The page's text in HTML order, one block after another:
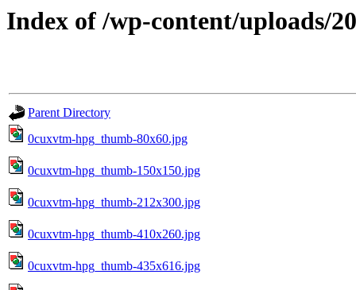
Index of /wp-content/uploads/
Parent Directory
0cuxvtm-hpg_thumb-80x60.jpg
0cuxvtm-hpg_thumb-150x150.jpg
0cuxvtm-hpg_thumb-212x300.jpg
0cuxvtm-hpg_thumb-410x260.jpg
0cuxvtm-hpg_thumb-435x616.jpg